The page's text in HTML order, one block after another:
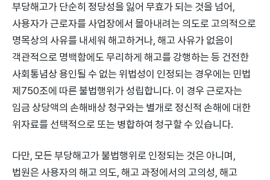
부당해고가 단순히 정당성을 잃어 무효가 되는 것을 넘어,
사용자가 근로자를 사업장에서 몰아내려는 의도로 고의적으로
명목상의 사유를 내세워 해고하거나, 해고 사유가 없음이
객관적으로 명백함에도 무리하게 해고를 강행하는 등 건전한
사회통념상 용인될 수 없는 위법성이 인정되는 경우에는 민법
제750조에 따른 불법행위가 성립합니다. 이 경우 근로자는
임금 상당액의 손해배상 청구와는 별개로 정신적 손해에 대한
위자료를 선택적으로 또는 병합하여 청구할 수 있습니다.
다만, 모든 부당해고가 불법행위로 인정되는 것은 아니며,
법원은 사용자의 해고 의도, 해고 과정에서의 고의성, 해고